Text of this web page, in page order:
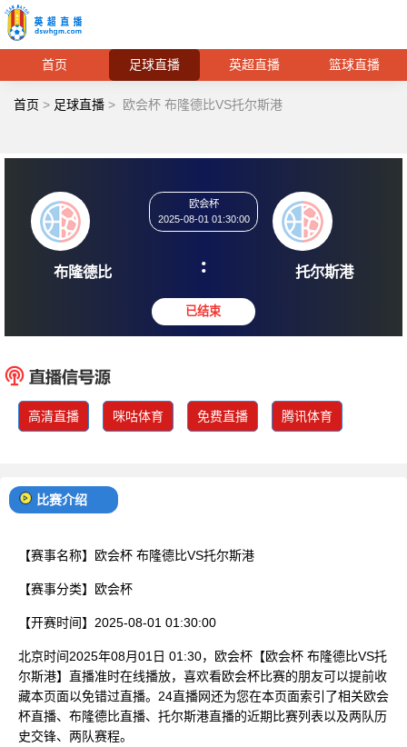
首页 足球直播 英超直播 篮球直播
首页 > 足球直播 > 欧会杯 布隆德比VS托尔斯港
布隆德比
2025-08-01 01:30:00
: 托尔
高清直播 咪咕体育 免费直播 腾讯体育
比赛介绍
【赛事名称】 欧会杯 布隆德比VS托尔斯港
【赛事分类】 欧会杯
【开赛时间】 2025-08-01 01:30:00
北京时间2025年08月01日 01:30，欧会杯【欧会杯 布隆德比VS托
尔斯港】直播准时在线播放，喜欢看欧会杯比赛的朋友可以提前收
藏本页面以免错过直播。24直播网还为您在本页面索引了相关欧会
杯直播、布隆德比直播、托尔斯港直播的近期比赛列表以及两队历
史交锋、两队赛程。